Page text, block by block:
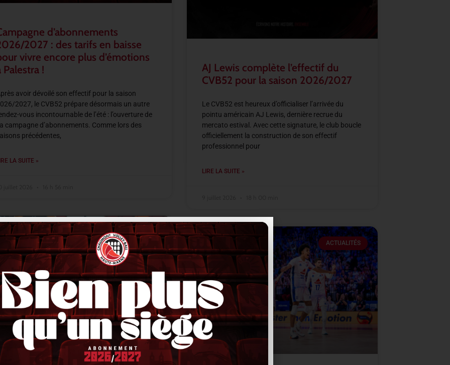
d’abonnements
2027 : des tarifs en baisse
vivre encore plus d’émotions
Palestra !
avoir dévoilé son effectif pour la saison
2027, le CVB52 prépare désormais un autre
vous incontournable de l’été : l’ouverture de
campagne d’abonnements. Comme lors des
précédentes,
LA SUITE »
AJ Lewis complète l’effectif du
CVB52 pour la saison 2026/2027
Le CVB52 est heureux d’officialiser l’arrivée du
pointu américain AJ Lewis, dernière recrue du
mercato estival. Avec cette signature, le club boucle
officiellement la construction de son effectif
professionnel pour
LIRE LA SUITE »
ACTUALITÉS
ACTUALITÉS